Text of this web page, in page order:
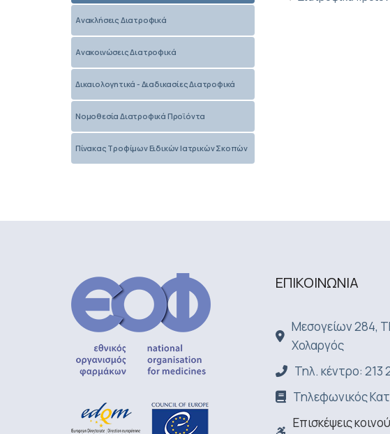
Ανακλήσεις Διατροφικά
Ανακοινώσεις Διατροφικά
Δικαιολογητικά - Διαδικασίες Διατροφικά
Νομοθεσία Διατροφικά Προϊόντα
Πίνακας Τροφίμων Ειδικών Ιατρικών Σκοπών
ΕΠΙΚΟΙΝΩΝΙA
Μεσογείων 284,
Χολαργός
Τηλ. κέντρο: 213
Τηλεφωνικός
Επισκέψεις